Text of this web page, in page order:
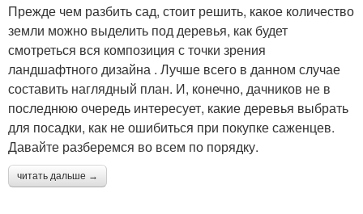
Прежде чем разбить сад, стоит решить, какое количество
земли можно выделить под деревья, как будет
смотреться вся композиция с точки зрения
ландшафтного дизайна . Лучше всего в данном случае
составить наглядный план. И, конечно, дачников не в
последнюю очередь интересует, какие деревья выбрать
для посадки, как не ошибиться при покупке саженцев.
Давайте разберемся во всем по порядку.
читать дальше →